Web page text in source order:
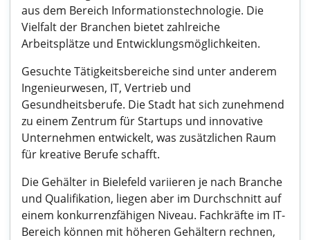
aus dem Bereich Informationstechnologie. Die
Vielfalt der Branchen bietet zahlreiche
Arbeitsplätze und Entwicklungsmöglichkeiten.
Gesuchte Tätigkeitsbereiche sind unter anderem
Ingenieurwesen, IT, Vertrieb und
Gesundheitsberufe. Die Stadt hat sich zunehmend
zu einem Zentrum für Startups und innovative
Unternehmen entwickelt, was zusätzlichen Raum
für kreative Berufe schafft.
Die Gehälter in Bielefeld variieren je nach Branche
und Qualifikation, liegen aber im Durchschnitt auf
einem konkurrenzfähigen Niveau. Fachkräfte im IT-
Bereich können mit höheren Gehältern rechnen,